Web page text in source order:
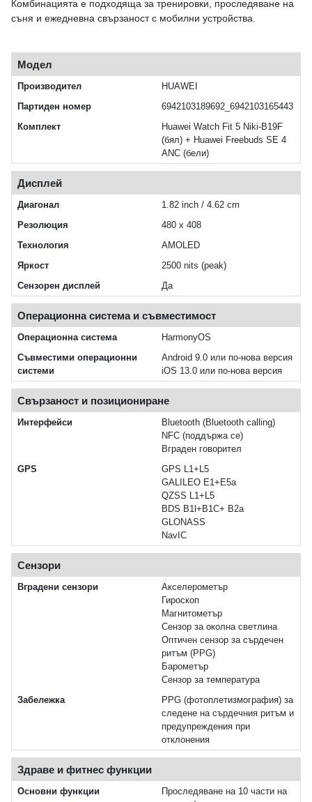
Комбинацията е подходяща за тренировки, проследяване на
съня и ежедневна свързаност с мобилни устройства.
Модел
Производител
HUAWEI
Партиден номер
6942103189692_6942103165443
Комплект
Huawei Watch Fit 5 Niki-B19F
(бял) + Huawei Freebuds SE 4
ANC (бели)
Дисплей
Диагонал
1.82 inch / 4.62 cm
Резолюция
480 x 408
Технология
AMOLED
Яркост
2500 nits (peak)
Сензорен дисплей
Да
Операционна система и съвместимост
Операционна система
HarmonyOS
Съвместими операционни
системи
Android 9.0 или по-нова версия
iOS 13.0 или по-нова версия
Свързаност и позициониране
Интерфейси
Bluetooth (Bluetooth calling)
NFC (поддържа се)
Вграден говорител
GPS
GPS L1+L5
GALILEO E1+E5a
QZSS L1+L5
BDS B1l+B1C+ B2a
GLONASS
NavIC
Сензори
Вградени сензори
Акселерометър
Гироскоп
Магнитометър
Сензор за околна светлина
Оптичен сензор за сърдечен
ритъм (PPG)
Барометър
Сензор за температура
Забележка
PPG (фотоплетизмография) за
следене на сърдечния ритъм и
предупреждения при
отклонения
Здраве и фитнес функции
Основни функции
Проследяване на 10 части на